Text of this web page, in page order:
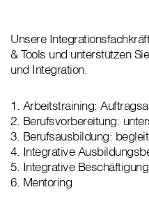
Unsere
& Tools und unterstützen
und Integration.
1. Arbeitstraining:
2. Berufsvorbereitung:
3. Berufsausbildung:
4. Integrative
5. Integrative Beschäftigung
6. Mentoring